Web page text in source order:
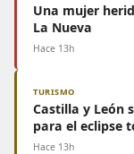
Una mujer
La Nueva
Hace 13h
TURISMO
Castilla y León
para el eclipse
Hace 13h